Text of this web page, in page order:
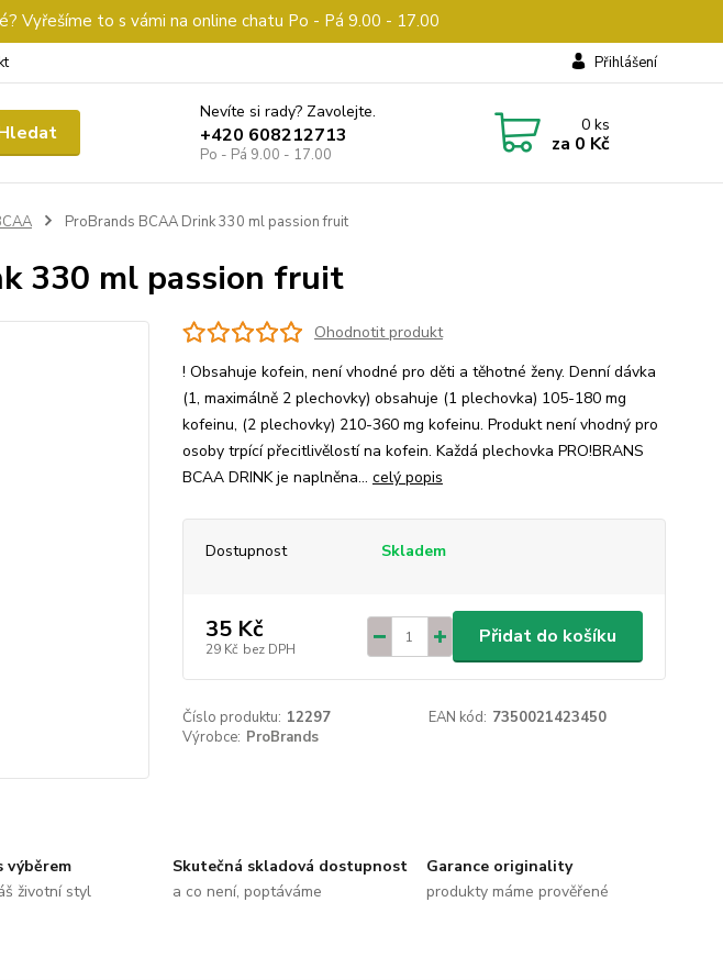
Vyřešíme to s vámi na online chatu Po - Pá 9.00 - 17.00
Přihlášení
Nevíte si rady? Zavolejte.
+420 608212713
Po - Pá 9.00 - 17.00
0ks
za 0 Kč
ProBrands BCAA Drink 330 ml passion fruit
330 ml passion fruit
Ohodnotit produkt
! Obsahuje kofein, není vhodné pro děti a těhotné ženy. Denní dávka
(1, maximálně 2 plechovky) obsahuje (1 plechovka) 105-180 mg
kofeinu, (2 plechovky) 210-360 mg kofeinu. Produkt není vhodný pro
osoby trpící přecitlivělostí na kofein. Každá plechovka PRO!BRANS
BCAA DRINK je naplněna... celý popis
Dostupnost Skladem
35 Kč
29 Kč bez DPH
Přidat do košíku
Číslo produktu: 12297 EAN kód: 7350021423450
Výrobce: ProBrands
výběrem
životní styl
Skutečná skladová dostupnost
a co není, poptáváme
Garance originality
produkty máme prověřené